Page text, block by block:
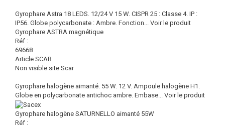
Gyrophare Astra 18 LEDS. 12/24 V 15 W. CISPR 25 : Classe 4. IP :
IP56. Globe polycarbonate : Ambre. Fonction... Voir le produit
Gyrophare ASTRA magnétique
Réf :
69668
Article SCAR
Non visible site Scar
Gyrophare halogène aimanté. 55 W. 12 V. Ampoule halogène H1.
Globe en polycarbonate antichoc ambre. Embase... Voir le produit
Gyrophare halogène SATURNELLO aimanté 55W
Réf :